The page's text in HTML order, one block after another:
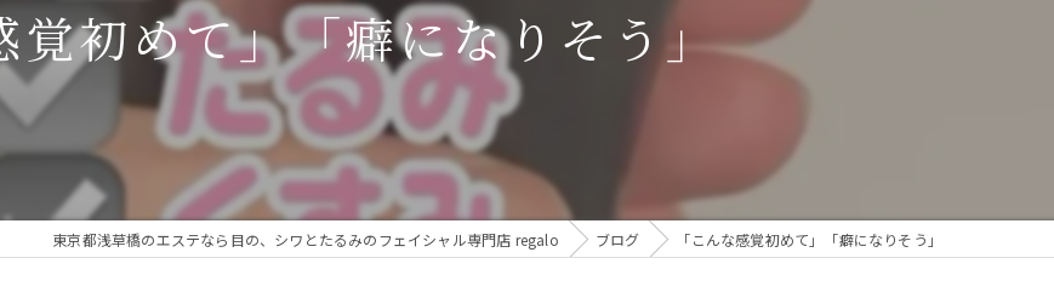
美容
覚初めて」「癖になりそう」
東京都浅草橋のエステなら目の、シワとたるみのフェイシャル専門店 regalo ブログ 「こんな感覚初めて」「癖になりそう」